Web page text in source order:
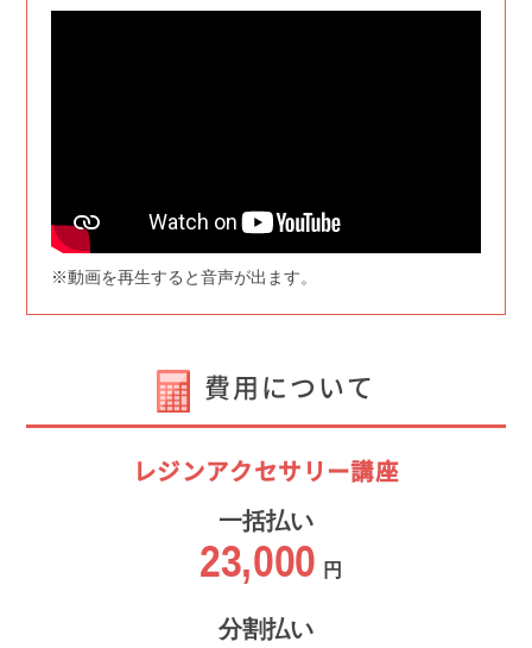
※動画を再生すると音声が出ます。
費用について
レジンアクセサリー講座
一括払い
23,000 円
分割払い